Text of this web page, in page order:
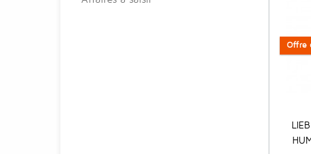
Offre
Offre